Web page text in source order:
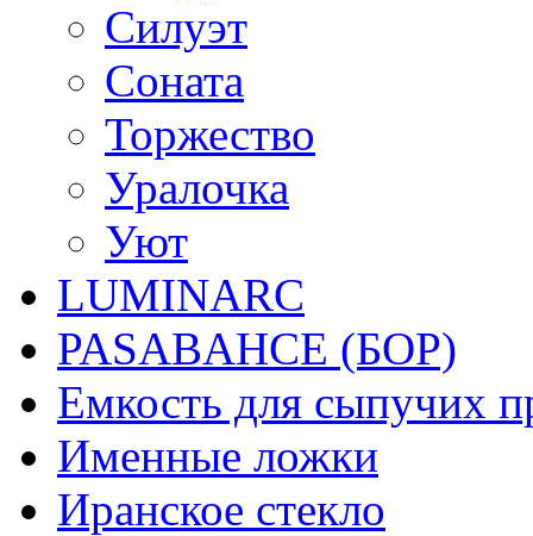
Силуэт
Соната
Торжество
Уралочка
Уют
LUMINARC
PASABAHCE (БОР)
Емкость для сыпучих
Именные ложки
Иранское стекло